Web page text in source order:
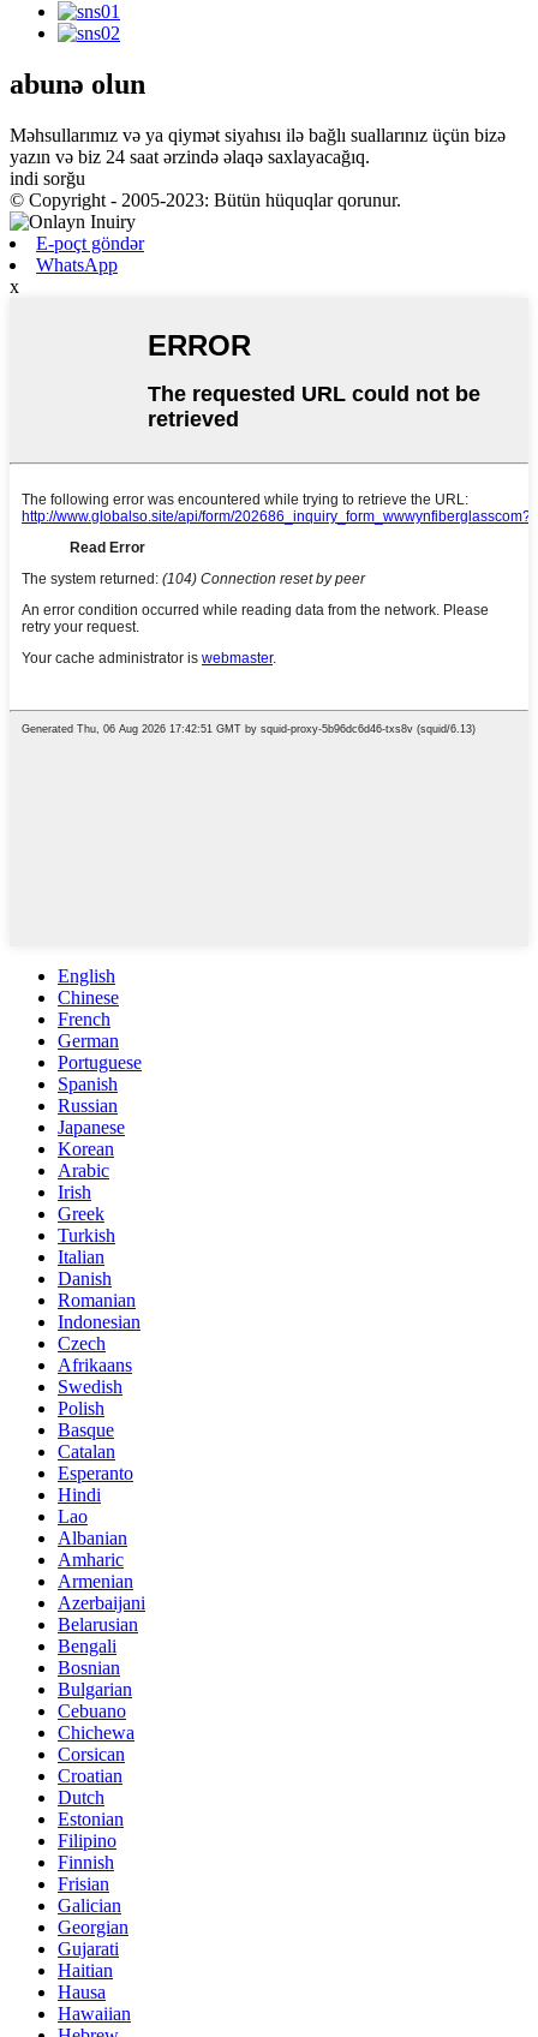
abunə olun
Məhsullarımız və ya qiymət siyahısı ilə bağlı suallarınız üçün bizə
yazın və biz 24 saat ərzində əlaqə saxlayacağıq.
indi sorğu
© Copyright - 2005-2023: Bütün hüquqlar qorunur.
E-poçt göndər
WhatsApp
x
English
Chinese
French
German
Portuguese
Spanish
Russian
Japanese
Korean
Arabic
Irish
Greek
Turkish
Italian
Danish
Romanian
Indonesian
Czech
Afrikaans
Swedish
Polish
Basque
Catalan
Esperanto
Hindi
Lao
Albanian
Amharic
Armenian
Azerbaijani
Belarusian
Bengali
Bosnian
Bulgarian
Cebuano
Chichewa
Corsican
Croatian
Dutch
Estonian
Filipino
Finnish
Frisian
Galician
Georgian
Gujarati
Haitian
Hausa
Hawaiian